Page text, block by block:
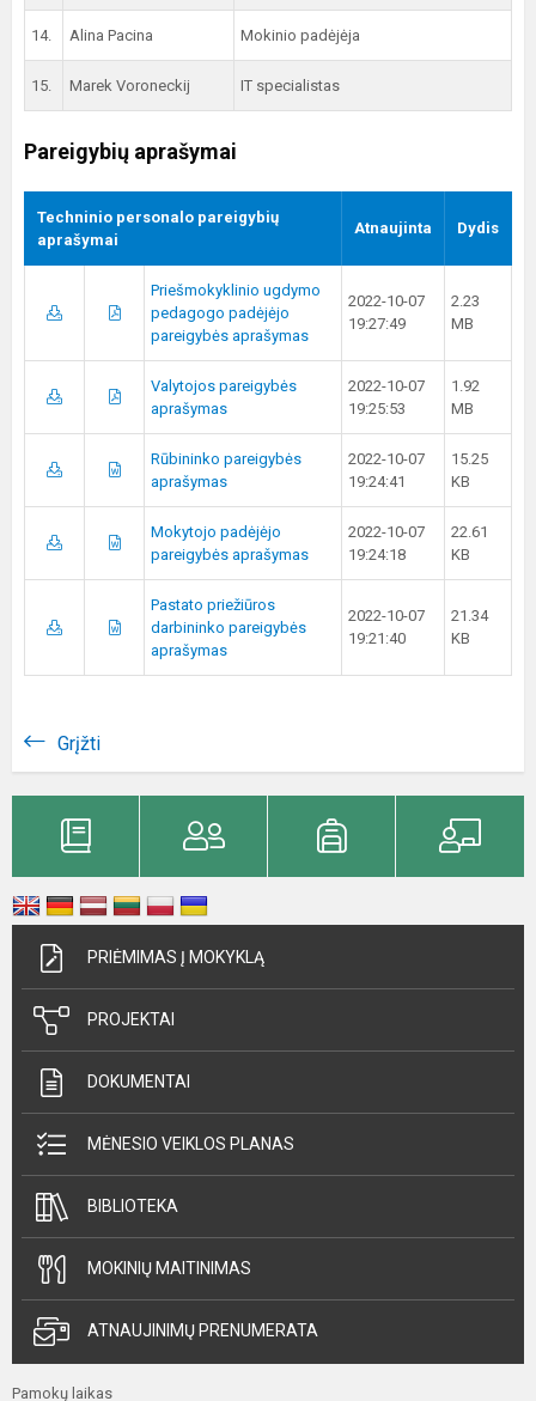
14. Alina Pacina Mokinio padėjėja
15. Marek Voroneckij IT specialistas
Pareigybių aprašymai
Techninio personalo pareigybių
aprašymai
Atnaujinta Dydis
Priešmokyklinio ugdymo
pedagogo padėjėjo
pareigybės aprašymas
2022-10-07
19:27:49
2.23
MB
Valytojos pareigybės
aprašymas
2022-10-07
19:25:53
1.92
MB
Rūbininko pareigybės
aprašymas
2022-10-07
19:24:41
15.25
KB
Mokytojo padėjėjo
pareigybės aprašymas
2022-10-07
19:24:18
22.61
KB
Pastato priežiūros
darbininko pareigybės
aprašymas
2022-10-07
19:21:40
21.34
KB
Grįžti
PRIĖMIMAS Į MOKYKLĄ
PROJEKTAI
DOKUMENTAI
MĖNESIO VEIKLOS PLANAS
BIBLIOTEKA
MOKINIŲ MAITINIMAS
ATNAUJINIMŲ PRENUMERATA
Pamokų laikas